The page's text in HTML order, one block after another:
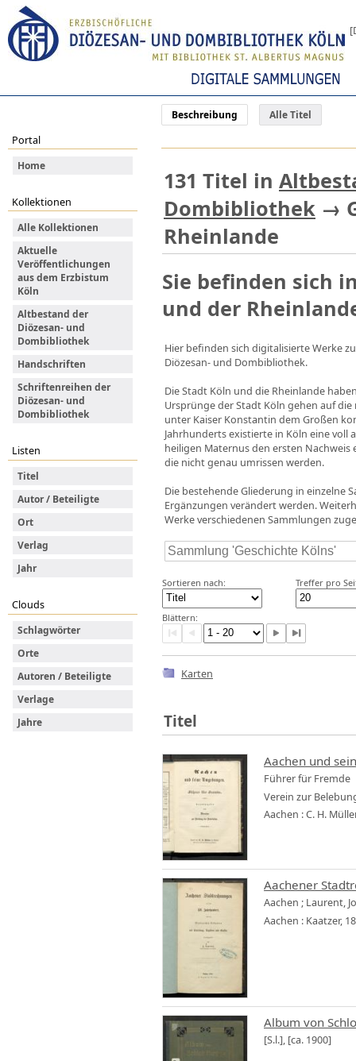
Beschreibung Alle Titel
Portal
Home
Kollektionen
Alle Kollektionen
Aktuelle
Veröffentlichungen
aus dem Erzbistum
Köln
Altbestand der
Diözesan- und
Dombibliothek
Handschriften
Schriftenreihen der
Diözesan- und
Dombibliothek
Listen
Titel
Autor / Beteiligte
Ort
Verlag
Jahr
Clouds
Schlagwörter
Orte
Autoren / Beteiligte
Verlage
Jahre
131 Titel in
Dombibliothek →
Rheinlande
Sie befinden sich
und der
Hier befinden sich digitalisierte Werke
Diözesan- und Dombibliothek.
Die Stadt Köln und die Rheinlande
Ursprünge der Stadt Köln gehen auf
unter Kaiser Konstantin dem Großen
Jahrhunderts existierte in Köln eine voll
heiligen Maternus den ersten Nachweis
die nicht genau umrissen werden.
Die bestehende Gliederung in einzelne
Ergänzungen verändert werden.
Werke verschiedenen Sammlungen
Sortieren nach: Treffer pro
Blättern:
Karten
Titel
Aachen und
Führer für Fremde
Verein zur
Aachen : C. H.
Aachener
Aachen ; Laurent,
Aachen : Kaatzer,
Album von
[S.l.], [ca. 1900]